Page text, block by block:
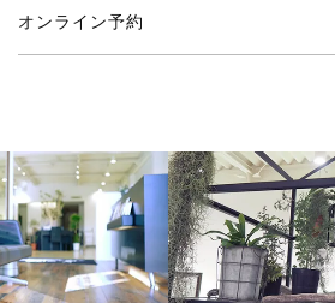
オンライン予約